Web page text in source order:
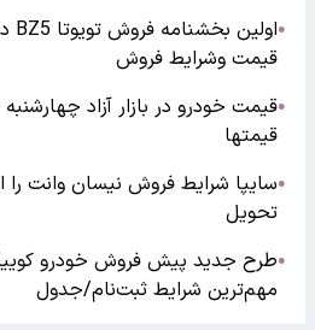
●
قیمت وشرایط فروش
●
قیمتها
●سایپا شرایط فروش نیسان وانت را
تحویل
●
مهم‌ترین شرایط ثبت‌نام/جدول